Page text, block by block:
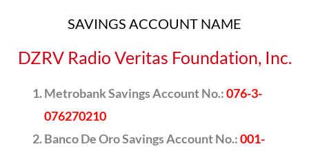
SAVINGS ACCOUNT NAME
DZRV Radio Veritas Foundation, Inc.
Metrobank Savings Account No.:076-3-
076270210
Banco De Oro Savings Account No.:001-